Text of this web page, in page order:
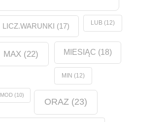
LICZ.WARUNKI (17) LUB(12)
MAX (22) MIESIĄC (18)
MIN (12)
MOD(10)
ORAZ (23)